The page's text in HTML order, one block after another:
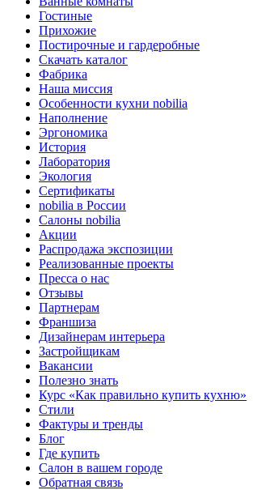
Гостиные
Прихожие
Постирочные и гардеробные
Скачать каталог
Фабрика
Наша миссия
Особенности кухни nobilia
Наполнение
Эргономика
История
Лаборатория
Экология
Сертификаты
nobilia в России
Салоны nobilia
Акции
Распродажа экспозиции
Реализованные проекты
Пресса о нас
Отзывы
Партнерам
Франшиза
Дизайнерам интерьера
Застройщикам
Вакансии
Полезно знать
Курс «Как правильно купить кухню»
Cтили
Фактуры и тренды
Блог
Где купить
Салон в вашем городе
Обратная связь